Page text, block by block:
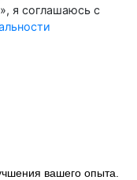
вашего опыта.
я соглашаюсь с